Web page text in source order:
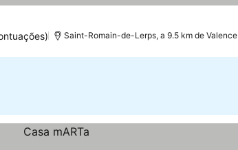
Saint-Romain-de-Lerps, a 9.5 km de Valence